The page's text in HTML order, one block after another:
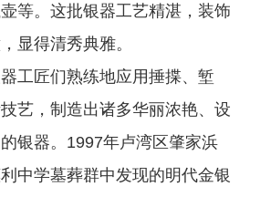
等。这批银器工艺精湛，装饰
显得清秀典雅。
匠们熟练地应用捶揲、堑
艺，制造出诸多华丽浓艳、设
银器。1997年卢湾区肇家浜
中学墓葬群中发现的明代金银